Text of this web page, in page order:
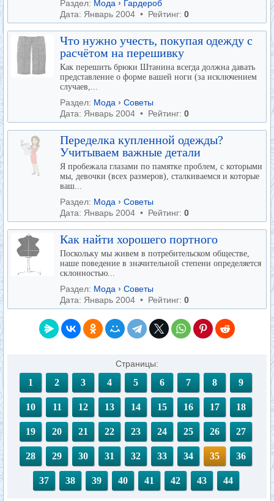
Раздел: Мода › Гардероб
Дата: Январь 2004 • Рейтинг: 0
Что нужно учесть, покупая одежду с
расчётом на перешивку
Как перешить брюки Штанина всегда должна давать
представление о форме вашей ноги (за исключением
случаев,...
Раздел: Мода › Советы
Дата: Январь 2004 • Рейтинг: 0
Переделка купленной одежды?
Учитываем важные детали
Я пробежала глазами по памятке проблем, с которыми
мы, девочки (всех размеров), сталкиваемся и которые
ваш...
Раздел: Мода › Советы
Дата: Январь 2004 • Рейтинг: 0
Как найти хорошего портного
Поскольку мы живем в потребительском обществе,
наше поведение в значительной степени определяется
склонностью...
Раздел: Мода › Советы
Дата: Январь 2004 • Рейтинг: 0
Страницы:
1 2 3 4 5 6 7 8 9
10 11 12 13 14 15 16 17 18
19 20 21 22 23 24 25 26 27
28 29 30 31 32 33 34 35 36
37 38 39 40 41 42 43 44